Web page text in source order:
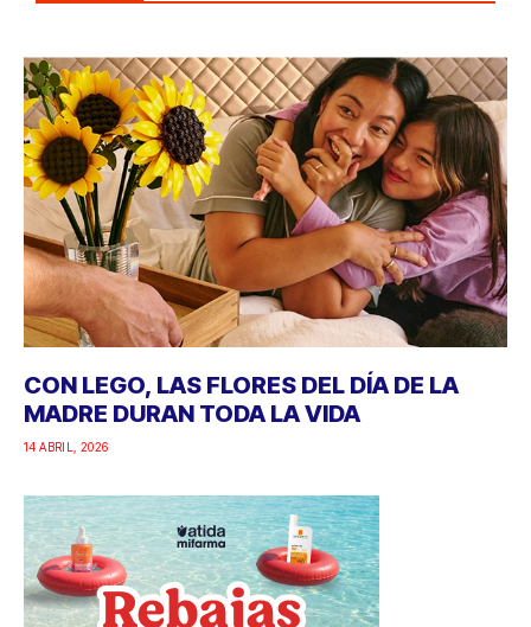
CON LEGO, LAS FLORES DEL DÍA DE LA
MADRE DURAN TODA LA VIDA
14 ABRIL, 2026